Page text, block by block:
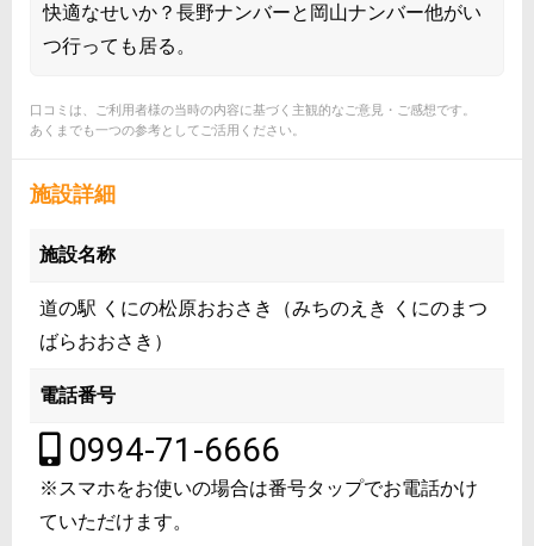
快適なせいか？長野ナンバーと岡山ナンバー他がい
つ行っても居る。
口コミは、ご利用者様の当時の内容に基づく主観的なご意見・ご感想です。
あくまでも一つの参考としてご活用ください。
施設詳細
施設名称
道の駅 くにの松原おおさき（みちのえき くにのまつ
ばらおおさき）
電話番号
0994-71-6666
※スマホをお使いの場合は番号タップでお電話かけ
ていただけます。